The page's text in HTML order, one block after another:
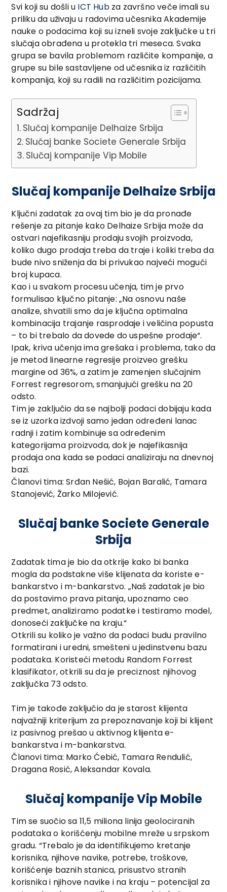
Svi koji su došli u ICT Hubza završno veče imali su
priliku da uživaju u radovima učesnika Akademije
nauke o podacima koji su izneli svoje zaključke u tri
slučaja obrađena u protekla tri meseca. Svaka
grupa se bavila problemom različite kompanije, a
grupe su bile sastavljene od učesnika iz različitih
kompanija, koji su radili na različitim pozicijama.
Sadržaj
Slučaj kompanije Delhaize Srbija
Slučaj banke Societe Generale Srbija
Slučaj kompanije Vip Mobile
Slučaj kompanije Delhaize Srbija
Ključni zadatak za ovaj tim bio je da pronađe
rešenje za pitanje kako Delhaize Srbija može da
ostvari najefikasniju prodaju svojih proizvoda,
koliko dugo prodaja treba da traje i koliki treba da
bude nivo sniženja da bi privukao najveći mogući
broj kupaca.
Kao i u svakom procesu učenja, tim je prvo
formulisao ključno pitanje: „Na osnovu naše
analize, shvatili smo da je ključna optimalna
kombinacija trajanje rasprodaje i veličina popusta
– to bi trebalo da dovede do uspešne prodaje“.
Ipak, kriva učenja ima grešaka i problema, tako da
je metod linearne regresije proizveo grešku
margine od 36%, a zatim je zamenjen slučajnim
Forrest regresorom, smanjujući grešku na 20
odsto.
Tim je zaključio da se najbolji podaci dobijaju kada
se iz uzorka izdvoji samo jedan određeni lanac
radnji i zatim kombinuje sa određenim
kategorijama proizvoda, dok je najefikasnija
prodaja ona kada se podaci analiziraju na dnevnoj
bazi.
Članovi tima: Srđan Nešić, Bojan Baralić, Tamara
Stanojević, Žarko Milojević.
Slučaj banke Societe Generale
Srbija
Zadatak tima je bio da otkrije kako bi banka
mogla da podstakne više klijenata da koriste e-
bankarstvo i m-bankarstvo. „Naš zadatak je bio
da postavimo prava pitanja, upoznamo ceo
predmet, analiziramo podatke i testiramo model,
donoseći zaključke na kraju.“
Otkrili su koliko je važno da podaci budu pravilno
formatirani i uredni, smešteni u jedinstvenu bazu
podataka. Koristeći metodu Random Forrest
klasifikator, otkrili su da je preciznost njihovog
zaključka 73 odsto.
Tim je takođe zaključio da je starost klijenta
najvažniji kriterijum za prepoznavanje koji bi klijent
iz pasivnog prešao u aktivnog klijenta e-
bankarstva i m-bankarstva.
Članovi tima: Marko Ćebić, Tamara Rendulić,
Dragana Rosić, Aleksandar Kovala.
Slučaj kompanije Vip Mobile
Tim se suočio sa 11,5 miliona linija geolociranih
podataka o korišćenju mobilne mreže u srpskom
gradu. “Trebalo je da identifikujemo kretanje
korisnika, njihove navike, potrebe, troškove,
korišćenje baznih stanica, prisustvo stranih
korisnika i njihove navike i na kraju – potencijal za